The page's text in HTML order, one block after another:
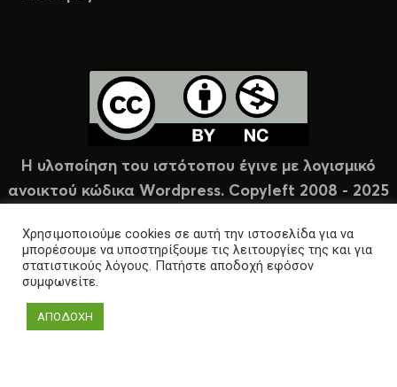
Η υλοποίηση του ιστότοπου έγινε με λογισμικό
ανοικτού κώδικα Wordpress. Copyleft 2008 - 2025
Χρησιμοποιούμε cookies σε αυτή την ιστοσελίδα για να
μπορέσουμε να υποστηρίξουμε τις λειτουργίες της και για
στατιστικούς λόγους. Πατήστε αποδοχή εφόσον
συμφωνείτε.
ΑΠΟΔΟΧΗ